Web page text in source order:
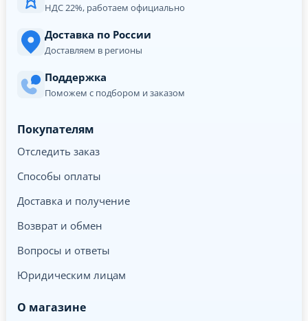
НДС 22%, работаем официально
Доставка по России
Доставляем в регионы
Поддержка
Поможем с подбором и заказом
Покупателям
Отследить заказ
Способы оплаты
Доставка и получение
Возврат и обмен
Вопросы и ответы
Юридическим лицам
О магазине